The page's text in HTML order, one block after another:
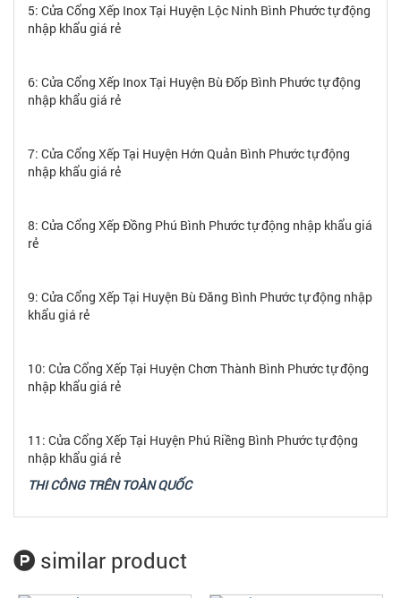
5: Cửa Cổng Xếp Inox Tại Huyện Lộc Ninh Bình Phước tự động
nhập khẩu giá rẻ
6: Cửa Cổng Xếp Inox Tại Huyện Bù Đốp Bình Phước tự động
nhập khẩu giá rẻ
7: Cửa Cổng Xếp Tại Huyện Hớn Quản Bình Phước tự động
nhập khẩu giá rẻ
8: Cửa Cổng Xếp Đồng Phú Bình Phước tự động nhập khẩu giá
rẻ
9: Cửa Cổng Xếp Tại Huyện Bù Đăng Bình Phước tự động nhập
khẩu giá rẻ
10: Cửa Cổng Xếp Tại Huyện Chơn Thành Bình Phước tự động
nhập khẩu giá rẻ
11: Cửa Cổng Xếp Tại Huyện Phú Riềng Bình Phước tự động
nhập khẩu giá rẻ
THI CÔNG TRÊN TOÀN QUỐC
similar product